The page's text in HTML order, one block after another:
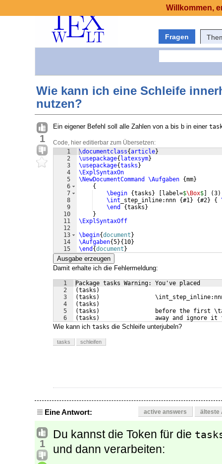
Fragen
Wie kann ich eine Schleife
nutzen?
1
Ein eigener Befehl soll alle Zahlen von a bis b in einer
Code, hier editierbar zum Übersetzen:
1
2
3
4
5
6
7
8
9
10
11
12
13
14
15
\documentclass{article}
\usepackage{ latexsym}
\usepackage{tasks }
\ExplSyntaxOn
\NewDocumentCommand
\Aufgaben {mm}
{
\begin {tasks } label=$\Box$ (3)
\int _step_inline:nnn {#1} {#2} {
\end
{tasks }
}
\ExplSyntaxOff
\begin{document }
\Aufgaben{5}{ 10}
\end {document }
Ausgabe erzeugen
Damit erhalte ich die Fehlermeldung:
1
2
3
4
5
6
Package tasks Warning: You've placed
(tasks)
(tasks)                \int_step_inline:nnn
(tasks)
(tasks)                before the first
(tasks)                away and ignore
Wie kann ich tasks die Schleife unterjubeln?
tasks schleifen
Eine Antwort: active answers älteste
1
Du kannst die Token für die
und dann verarbeiten:
Willkommen,